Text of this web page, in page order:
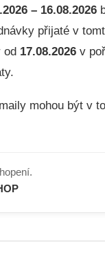
v
k
y
v
s
u
– 16.08.2026
přijaté v
od 17.08.2026 v
mohou být v